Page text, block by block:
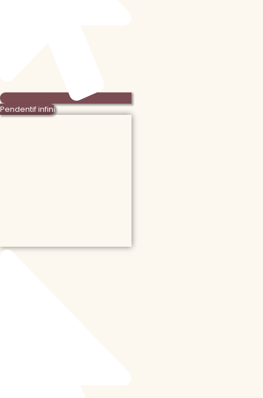
Pendentif infini